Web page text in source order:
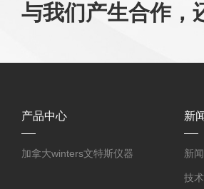
与我们产生合作，
产品中心
加拿大winters文特斯仪器
新
新
技